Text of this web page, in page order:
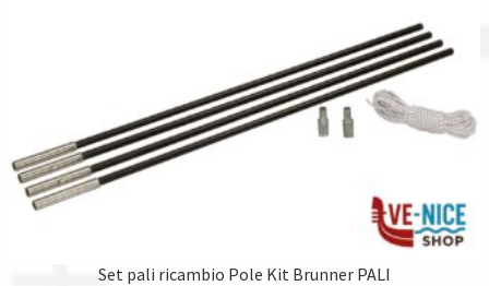
Set pali ricambio Pole Kit Brunner PALI